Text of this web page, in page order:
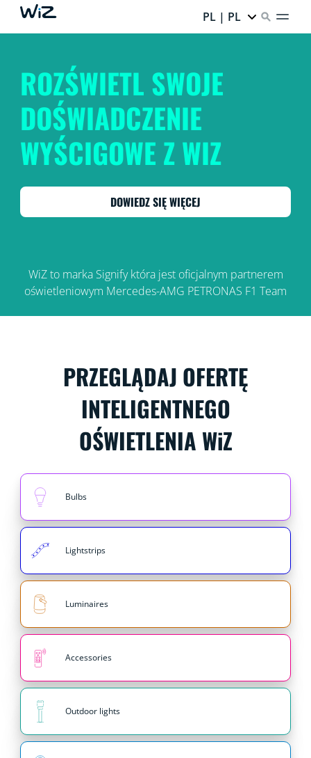
PL | PL
ROZŚWIETL SWOJE
DOŚWIADCZENIE
WYŚCIGOWE Z WIZ
DOWIEDZ SIĘ WIĘCEJ
WiZ to marka Signify która jest oficjalnym partnerem
oświetleniowym Mercedes-AMG PETRONAS F1 Team
PRZEGLĄDAJ OFERTĘ
INTELIGENTNEGO
OŚWIETLENIA WiZ
Bulbs
Lightstrips
Luminaires
Accessories
Outdoor lights